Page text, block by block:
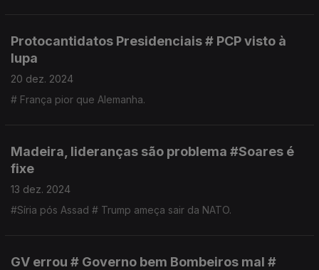
Protocantidatos Presidenciais # PCP visto à
lupa
20 dez. 2024
# França pior que Alemanha.
Madeira, lideranças são problema #Soares é
fixe
13 dez. 2024
#Síria pós Assad # Trump ameça sair da NATO.
GV errou # Governo bem Bombeiros mal #